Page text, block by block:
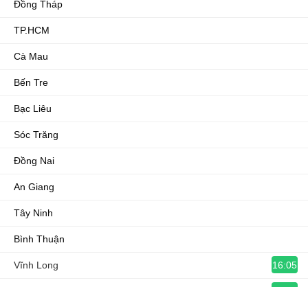
Đồng Tháp
TP.HCM
Cà Mau
Bến Tre
Bạc Liêu
Sóc Trăng
Đồng Nai
An Giang
Tây Ninh
Bình Thuận
Vĩnh Long 16:05